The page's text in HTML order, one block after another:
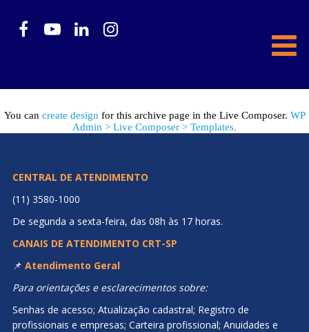
You can create design for this archive page in the Live Composer. WP
Admin > Live Composer > Templates.
CENTRAL DE ATENDIMENTO
(11) 3580-1000
De segunda a sexta-feira, das 08h às 17 horas.
CANAIS DE ATENDIMENTO CRT-SP
📌 Atendimento Geral
Para orientações e esclarecimentos sobre:
Senhas de acesso; Atualização cadastral; Registro de
profissionais e empresas; Carteira profissional; Anuidades e